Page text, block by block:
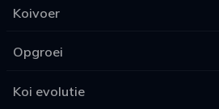
Koivoer
Opgroei
Koi evolutie